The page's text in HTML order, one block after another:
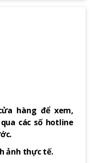
hàng để xem,
các số hotline
ảnh thực tế.